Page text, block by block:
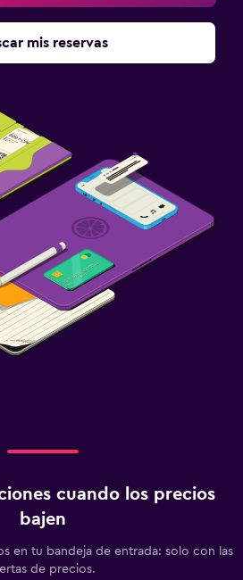
tintorería
mis reservas
cuando los precios
bajen
en tu bandeja de entrada: solo con las
de precios.